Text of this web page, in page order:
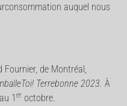
auquel nous
Fournier, de Montréal,
Terrebonne 2023. À
1 er octobre.